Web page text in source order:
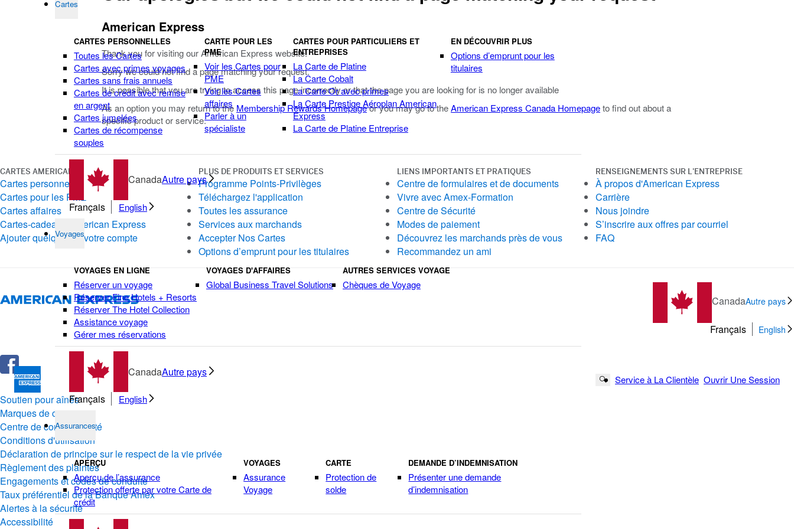
Cartes
CARTES PERSONNELLES
Toutes les Cartes
Cartes avec primes voyages
Cartes sans frais annuels
Cartes de crédit avec remise
en argent
Cartes jumelées
Cartes de récompense
souples
CARTE POUR LES
PME
Voir les Cartes pour
PME
Voir les Cartes
affaires
Parler à un
spécialiste
CARTES POUR PARTICULIERS ET
ENTREPRISES
La Carte de Platine
La Carte Cobalt
La Carte Or avec primes
La Carte Prestige Aéroplan American
Express
La Carte de Platine Entreprise
EN DÉCOUVRIR PLUS
Options d’emprunt pour les
titulaires
CanadaAutre pays
Français English
Voyages
VOYAGES EN LIGNE
Réserver un voyage
Réserver Fine Hotels + Resorts
Réserver The Hotel Collection
Assistance voyage
Gérer mes réservations
VOYAGES D'AFFAIRES
Global Business Travel Solutions
AUTRES SERVICES VOYAGE
Chèques de Voyage
CanadaAutre pays
Français English
Assurances
APERÇU
Aperçu de l’assurance
Protection offerte par votre Carte de
crédit
VOYAGES
Assurance
Voyage
CARTE
Protection de
solde
DEMANDE D’INDEMNISATION
Présenter une demande
d’indemnisation
Search Button
Service à La Clientèle Ouvrir Une Session
American Express
Thank you for visiting our American Express website.
Sorry we could not find a page matching your request.
It is possible that you are trying to access this page incorrectly or that the page you are looking for is no longer available
As an option you may return to the Membership Rewards Homepageor you may go to theAmerican Express Canada Homepageto find out about a
specific product or service.
CARTES AMERICAN EXPRESS
Cartes personnelles
Cartes pour les PME
Cartes affaires
Cartes-cadeaux American Express
Ajouter quelqu'un à votre compte
PLUS DE PRODUITS ET SERVICES
Programme Points-Privilèges
Téléchargez l'application
Toutes les assurance
Services aux marchands
Accepter Nos Cartes
Options d’emprunt pour les titulaires
LIENS IMPORTANTS ET PRATIQUES
Centre de formulaires et de documents
Vivre avec Amex-Formation
Centre de Sécurité
Modes de paiement
Découvrez les marchands près de vous
Recommandez un ami
RENSEIGNEMENTS SUR L'ENTREPRISE
À propos d'American Express
Carrière
Nous joindre
S’inscrire aux offres par courriel
FAQ
CanadaAutre pays
Français English
Soutien pour aînés
Marques de commerce
Centre de confidentialité
Conditions d'utilisation
Déclaration de principe sur le respect de la vie privée
Règlement des plaintes
Engagements et codes de conduite
Taux préférentiel de la Banque Amex
Alertes à la sécurité
Accessibilité